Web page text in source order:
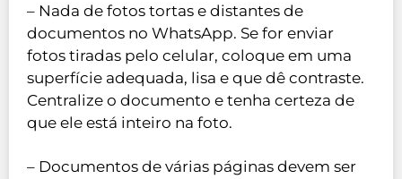
– Nada de fotos tortas e distantes de
documentos no WhatsApp. Se for enviar
fotos tiradas pelo celular, coloque em uma
superfície adequada, lisa e que dê contraste.
Centralize o documento e tenha certeza de
que ele está inteiro na foto.
– Documentos de várias páginas devem ser